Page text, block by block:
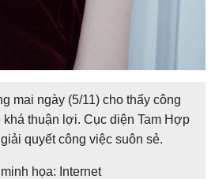
mai ngày (5/11) cho thấy công
khá thuận lợi. Cục diện Tam Hợp
quyết công việc suôn sẻ.
họa: Internet